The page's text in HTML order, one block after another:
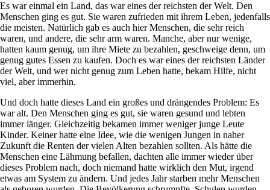
Es war einmal ein Land, das war eines der reichsten der Welt. Den
Menschen ging es gut. Sie waren zufrieden mit ihrem Leben, jedenfalls
die meisten. Natürlich gab es auch hier Menschen, die sehr reich
waren, und andere, die sehr arm waren. Manche, aber nur wenige,
hatten kaum genug, um ihre Miete zu bezahlen, geschweige denn, um
genug gutes Essen zu kaufen. Doch es war eines der reichsten Länder
der Welt, und wer nicht genug zum Leben hatte, bekam Hilfe, nicht
viel, aber immerhin.
Und doch hatte dieses Land ein großes und drängendes Problem: Es
war alt. Den Menschen ging es gut, sie waren gesund und lebten
immer länger. Gleichzeitig bekamen immer weniger junge Leute
Kinder. Keiner hatte eine Idee, wie die wenigen Jungen in naher
Zukunft die Renten der vielen Alten bezahlen sollten. Als hätte die
Menschen eine Lähmung befallen, dachten alle immer wieder über
dieses Problem nach, doch niemand hatte wirklich den Mut, irgend
etwas am System zu ändern. Und jedes Jahr starben mehr Menschen